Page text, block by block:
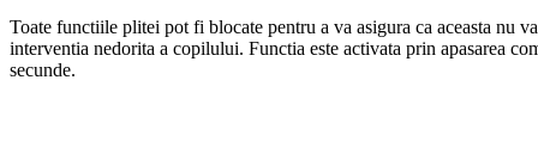
Toate functiile plitei pot fi blocate pentru a va asigura ca aceasta nu
interventia nedorita a copilului. Functia este activata prin apasarea
secunde.